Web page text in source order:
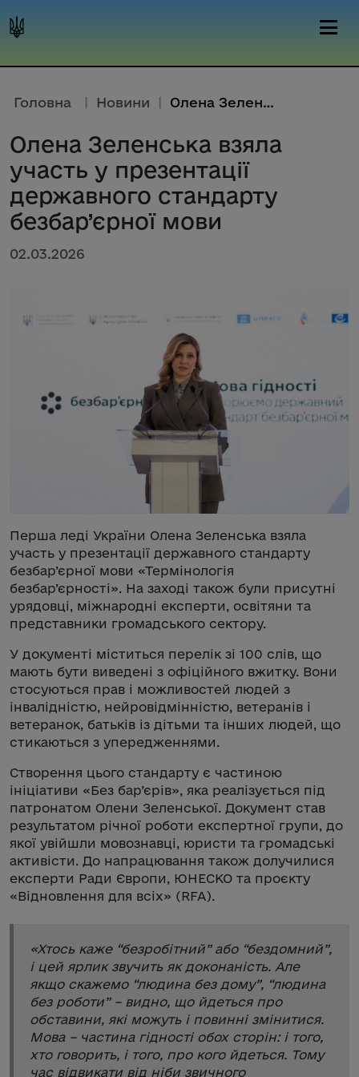
Головна | Новини | Олена Зеленська взяла участь у...
Олена Зеленська взяла
участь у презентації
державного стандарту
безбар’єрної мови
02.03.2026
Перша леді України Олена Зеленська взяла
участь у презентації державного стандарту
безбар’єрної мови «Термінологія
безбар’єрності». На заході також були присутні
урядовці, міжнародні експерти, освітяни та
представники громадського сектору.
У документі міститься перелік зі 100 слів, що
мають бути виведені з офіційного вжитку. Вони
стосуються прав і можливостей людей з
інвалідністю, нейровідмінністю, ветеранів і
ветеранок, батьків із дітьми та інших людей, що
стикаються з упередженнями.
Створення цього стандарту є частиною
ініціативи «Без бар’єрів», яка реалізується під
патронатом Олени Зеленської. Документ став
результатом річної роботи експертної групи, до
якої увійшли мовознавці, юристи та громадські
активісти. До напрацювання також долучилися
експерти Ради Європи, ЮНЕСКО та проєкту
«Відновлення для всіх» (RFA).
«Хтось каже “безробітний” або “бездомний”,
і цей ярлик звучить як доконаність. Але
якщо скажемо “людина без дому”, “людина
без роботи” – видно, що йдеться про
обставини, які можуть і повинні змінитися.
Мова – частина гідності обох сторін: і того,
хто говорить, і того, про кого йдеться. Тому
час відвикати від ніби звичного